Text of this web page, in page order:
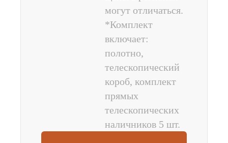
могут отличаться.
*Комплект
включает:
полотно,
телескопический
короб, комплект
прямых
телескопических
наличников 5 шт.